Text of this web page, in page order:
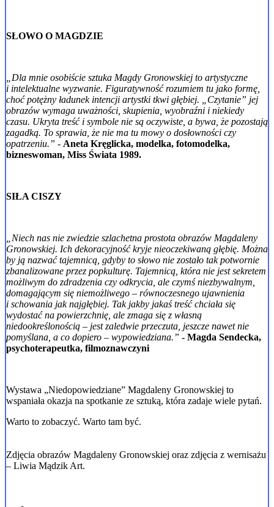
SŁOWO O MAGDZIE
„Dla mnie osobiście sztuka Magdy Gronowskiej to artystyczne
i intelektualne wyzwanie. Figuratywność rozumiem tu jako formę,
choć potężny ładunek intencji artystki tkwi głębiej. „Czytanie” jej
obrazów wymaga uważności, skupienia, wyobraźni i niekiedy
czasu. Ukryta treść i symbole nie są oczywiste, a bywa, że pozostają
zagadką. To sprawia, że nie ma tu mowy o dosłowności czy
opatrzeniu.” - Aneta Kręglicka, modelka, fotomodelka,
bizneswoman, Miss Świata 1989.
SIŁA CISZY
„Niech nas nie zwiedzie szlachetna prostota obrazów Magdaleny
Gronowskiej. Ich dekoracyjność kryje nieoczekiwaną głębię. Można
by ją nazwać tajemnicą, gdyby to słowo nie zostało tak potwornie
zbanalizowane przez popkulturę. Tajemnicą, która nie jest sekretem
możliwym do zdradzenia czy odkrycia, ale czymś niezbywalnym,
domagającym się niemożliwego – równoczesnego ujawnienia
i schowania jak najgłębiej. Tak jakby jakaś treść chciała się
wydostać na powierzchnię, ale zmaga się z własną
niedookreślonością – jest zaledwie przeczuta, jeszcze nawet nie
pomyślana, a co dopiero – wypowiedziana.” - Magda Sendecka,
psychoterapeutka, filmoznawczyni
Wystawa „Niedopowiedziane” Magdaleny Gronowskiej to
wspaniała okazja na spotkanie ze sztuką, która zadaje wiele pytań.
Warto to zobaczyć. Warto tam być.
Zdjęcia obrazów Magdaleny Gronowskiej oraz zdjęcia z wernisażu
– Liwia Mądzik Art.